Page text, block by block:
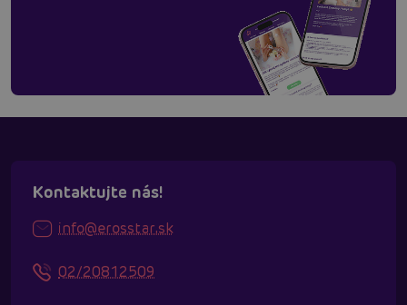
Kontaktujte nás!
info@erosstar.sk
02/20812509